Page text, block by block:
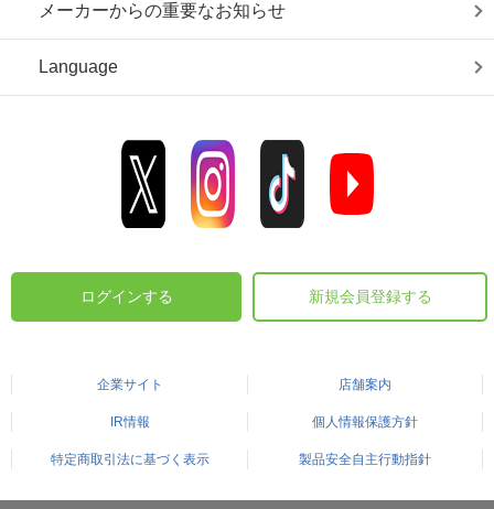
メーカーからの重要なお知らせ
Language
ログインする 新規会員登録する
企業サイト 店舗案内
IR情報 個人情報保護方針
特定商取引法に基づく表示 製品安全自主行動指針